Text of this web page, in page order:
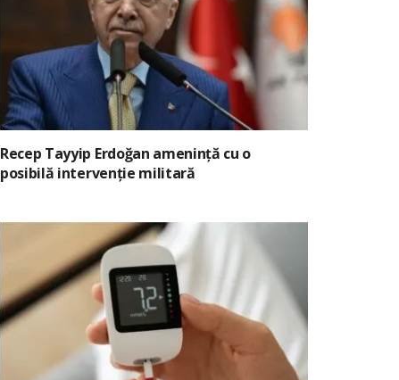
Recep Tayyip Erdoğan amenință cu o
posibilă intervenție militară